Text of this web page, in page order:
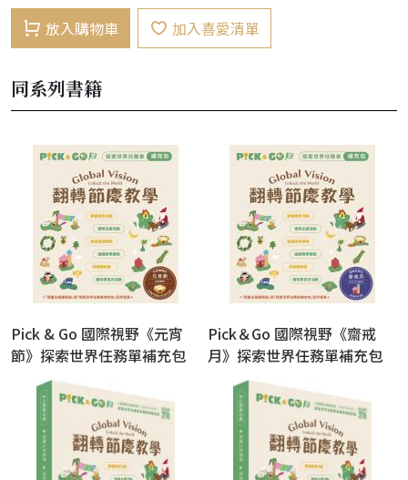
放入購物車 加入喜愛清單
同系列書籍
Pick & Go 國際視野《元宵
節》探索世界任務單補充包
（12份/包）
Pick＆Go 國際視野《齋戒
月》探索世界任務單補充包
（12份/包）